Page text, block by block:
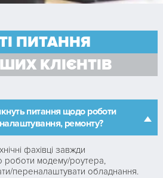
ПИТАННЯ
КЛІЄНТІВ
питання щодо роботи
ремонту?
фахівці завжди
роботи модему/роутера,
переналаштувати обладнання.